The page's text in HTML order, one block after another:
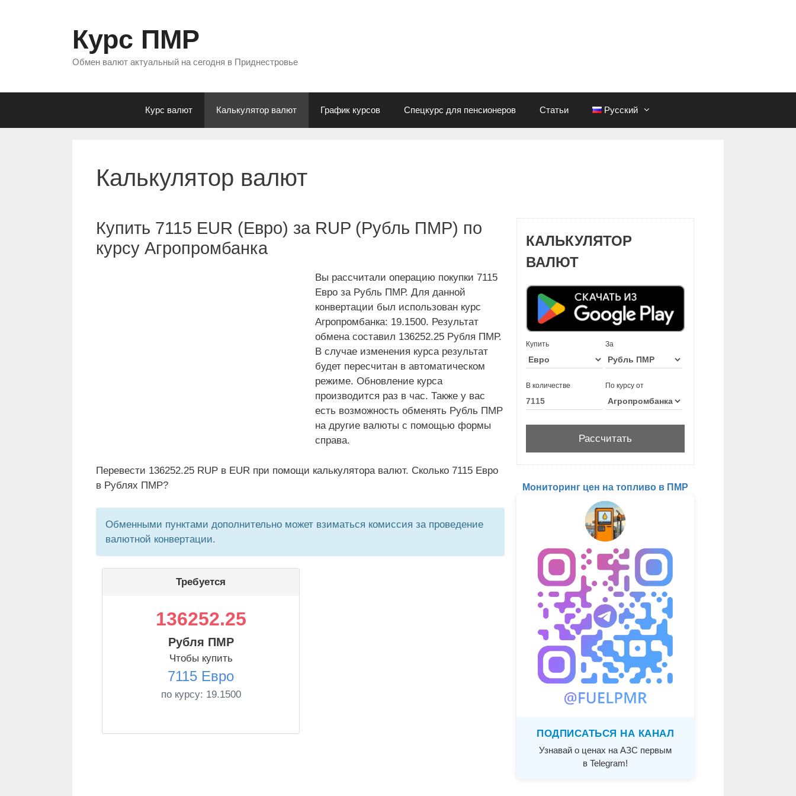
Курс ПМР
Обмен валют актуальный на сегодня в Приднестровье
Курс валют Калькулятор валют График курсов Спецкурс для пенсионеров Статьи Русский
Калькулятор валют
Купить 7115 EUR (Евро) за RUP (Рубль ПМР) по
курсу Агропромбанка
Вы рассчитали операцию покупки 7115
Евро за Рубль ПМР. Для данной
конвертации был использован курс
Агропромбанка: 19.1500. Результат
обмена составил 136252.25 Рубля ПМР.
В случае изменения курса результат
будет пересчитан в автоматическом
режиме. Обновление курса
производится раз в час. Также у вас
есть возможность обменять Рубль ПМР
на другие валюты с помощью формы
справа.
Перевести 136252.25 RUP в EUR при помощи калькулятора валют. Сколько 7115 Евро
в Рублях ПМР?
Обменными пунктами дополнительно может взиматься комиссия за проведение
валютной конвертации.
Требуется
136252.25
Рубля ПМР
Чтобы купить
7115 Евро
по курсу: 19.1500
КАЛЬКУЛЯТОР
ВАЛЮТ
Купить За
В количестве По курсу от
Мониторинг цен на топливо в ПМР
ПОДПИСАТЬСЯ НА КАНАЛ
Узнавай о ценах на АЗС первым
в Telegram!